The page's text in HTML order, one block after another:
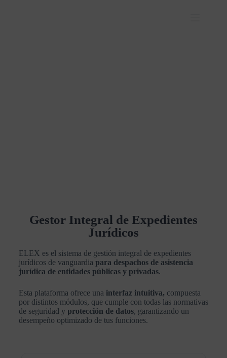
Gestor Integral de Expedientes
Jurídicos
ELEX es el sistema de gestión integral de expedientes
jurídicos de vanguardia para despachos de asistencia
jurídica de entidades públicas y privadas.
Esta plataforma ofrece una interfaz intuitiva, compuesta
por distintos módulos, que cumple con todas las normativas
de seguridad y protección de datos, garantizando un
desempeño optimizado de tus funciones.